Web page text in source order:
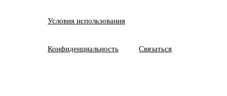
Условия использования
Конфиденциальность Связаться